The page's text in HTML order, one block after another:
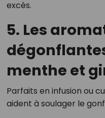
excès.
5. Les
menthe et
Parfaits en infusion ou
aident à soulager le